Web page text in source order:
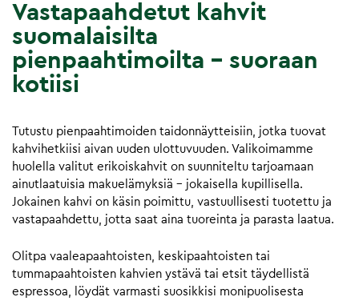
Vastapaahdetut kahvit
suomalaisilta
pienpaahtimoilta – suoraan
kotiisi
Tutustu pienpaahtimoiden taidonnäytteisiin, jotka tuovat
kahvihetkiisi aivan uuden ulottuvuuden. Valikoimamme
huolella valitut erikoiskahvit on suunniteltu tarjoamaan
ainutlaatuisia makuelämyksiä – jokaisella kupillisella.
Jokainen kahvi on käsin poimittu, vastuullisesti tuotettu ja
vastapaahdettu, jotta saat aina tuoreinta ja parasta laatua.
Olitpa vaaleapaahtoisten, keskipaahtoisten tai
tummapaahtoisten kahvien ystävä tai etsit täydellistä
espressoa, löydät varmasti suosikkisi monipuolisesta